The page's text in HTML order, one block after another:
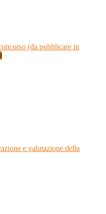
(da pubblicare in
e valutazione della